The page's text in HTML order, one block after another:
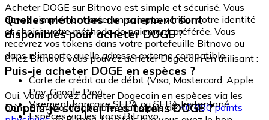
Acheter DOGE sur Bitnovo est simple et sécurisé. Vous
devez simplement créer un compte, vérifier votre identité
et choisir votre méthode de paiement préférée. Vous
recevrez vos tokens dans votre portefeuille Bitnovo ou
dans n'importe quelle adresse externe compatible.
Quelles méthodes de paiement sont
disponibles pour acheter DOGE ?
Chez Bitnovo vous pouvez acheter Dogecoin en utilisant :
Carte de crédit ou de débit (Visa, Mastercard, Apple
Pay, Google Pay)
Virement bancaire SEPA ou SEPA Instantané
Espèces via les bons Bitnovo
Puis-je acheter DOGE en espèces ?
Oui. Vous pouvez acheter Dogecoin en espèces via les
bons Bitnovo, disponibles dans plus de40 000 points
Où puis-je stocker mes tokens DOGE ?